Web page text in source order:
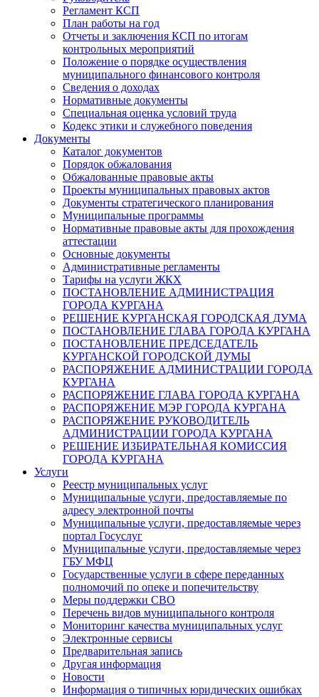
Регламент КСП
План работы на год
Отчеты и заключения КСП по итогам
контрольных мероприятий
Положение о порядке осуществления
муниципального финансового контроля
Сведения о доходах
Нормативные документы
Специальная оценка условий труда
Кодекс этики и служебного поведения
Документы
Каталог документов
Порядок обжалования
Обжалованные правовые акты
Проекты муниципальных правовых актов
Документы стратегического планирования
Муниципальные программы
Нормативные правовые акты для прохождения
аттестации
Основные документы
Административные регламенты
Тарифы на услуги ЖКХ
ПОСТАНОВЛЕНИЕ АДМИНИСТРАЦИЯ
ГОРОДА КУРГАНА
РЕШЕНИЕ КУРГАНСКАЯ ГОРОДСКАЯ ДУМА
ПОСТАНОВЛЕНИЕ ГЛАВА ГОРОДА КУРГАНА
ПОСТАНОВЛЕНИЕ ПРЕДСЕДАТЕЛЬ
КУРГАНСКОЙ ГОРОДСКОЙ ДУМЫ
РАСПОРЯЖЕНИЕ АДМИНИСТРАЦИИ ГОРОДА
КУРГАНА
РАСПОРЯЖЕНИЕ ГЛАВА ГОРОДА КУРГАНА
РАСПОРЯЖЕНИЕ МЭР ГОРОДА КУРГАНА
РАСПОРЯЖЕНИЕ РУКОВОДИТЕЛЬ
АДМИНИСТРАЦИИ ГОРОДА КУРГАНА
РЕШЕНИЕ ИЗБИРАТЕЛЬНАЯ КОМИССИЯ
ГОРОДА КУРГАНА
Услуги
Реестр муниципальных услуг
Муниципальные услуги, предоставляемые по
адресу электронной почты
Муниципальные услуги, предоставляемые через
портал Госуслуг
Муниципальные услуги, предоставляемые через
ГБУ МФЦ
Государственные услуги в сфере переданных
полномочий по опеке и попечительству
Меры поддержки СВО
Перечень видов муниципального контроля
Мониторинг качества муниципальных услуг
Электронные сервисы
Предварительная запись
Другая информация
Новости
Информация о типичных юридических ошибках